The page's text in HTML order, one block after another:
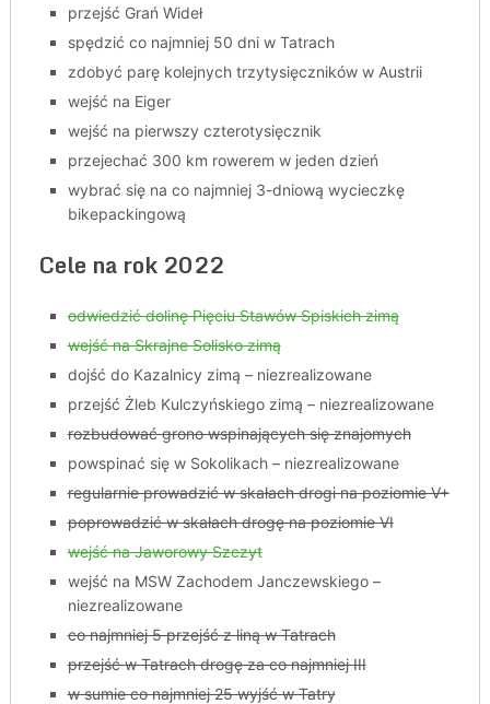
przejść Grań Wideł
spędzić co najmniej 50 dni w Tatrach
zdobyć parę kolejnych trzytysięczników w Austrii
wejść na Eiger
wejść na pierwszy czterotysięcznik
przejechać 300 km rowerem w jeden dzień
wybrać się na co najmniej 3-dniową wycieczkę
bikepackingową
Cele na rok 2022
odwiedzić dolinę Pięciu Stawów Spiskich zimą
wejść na Skrajne Solisko zimą
dojść do Kazalnicy zimą – niezrealizowane
przejść Żleb Kulczyńskiego zimą – niezrealizowane
rozbudować grono wspinających się znajomych
powspinać się w Sokolikach – niezrealizowane
regularnie prowadzić w skałach drogi na poziomie V+
poprowadzić w skałach drogę na poziomie VI
wejść na Jaworowy Szczyt
wejść na MSW Zachodem Janczewskiego –
niezrealizowane
co najmniej 5 przejść z liną w Tatrach
przejść w Tatrach drogę za co najmniej III
w sumie co najmniej 25 wyjść w Tatry